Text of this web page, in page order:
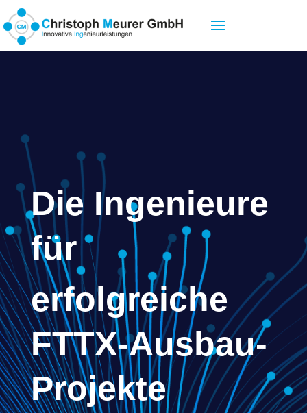
Die Ingenieure
für
erfolgreiche
FTTX-Ausbau-
Projekte